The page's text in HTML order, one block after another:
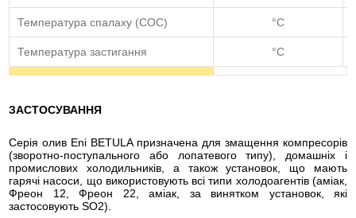
Температура спалаху (COC) °C
Температура застигання °C
ЗАСТОСУВАННЯ
Серія олив Eni BETULA призначена для змащення компресорів
(зворотно-поступального або лопатевого типу), домашніх і
промислових холодильників, а також установок, що мають
гарячі насоси, що використовують всі типи холодоагентів (аміак,
Фреон 12, Фреон 22, аміак, за винятком установок, які
застосовують SO2).